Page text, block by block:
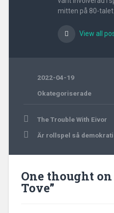
mitten på 80-talet.
View all
2022-04-19
Okategoriserade
PostThe Trouble With Eivor
Är rollspel så
One thought on
Tove”